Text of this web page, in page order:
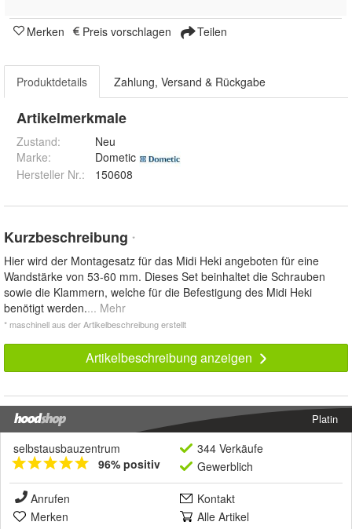
Merken Preis vorschlagen Teilen
Produktdetails Zahlung, Versand & Rückgabe
Artikelmerkmale
Zustand:
Neu
Marke:
Dometic
Hersteller Nr.:
150608
Kurzbeschreibung *
Hier wird der Montagesatz für das Midi Heki angeboten für eine
Wandstärke von 53-60 mm. Dieses Set beinhaltet die Schrauben
sowie die Klammern, welche für die Befestigung des Midi Heki
benötigt werden.... Mehr
* maschinell aus der Artikelbeschreibung erstellt
Artikelbeschreibung anzeigen
Platin
selbstausbauzentrum
96% positiv
344 Verkäufe
Gewerblich
Anrufen
Kontakt
Merken
Alle Artikel